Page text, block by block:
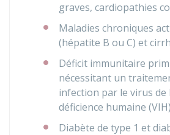
graves, cardiopathies
Maladies chroniques
(hépatite B ou C) et
Déficit immunitaire
nécessitant un
infection par le virus
déficience humaine (VIH)
Diabète de type 1 et